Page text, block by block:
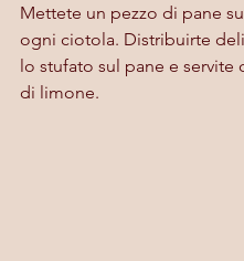
Mettete un pezzo di pane
ogni ciotola. Distribuirte
lo stufato sul pane e servite
di limone.